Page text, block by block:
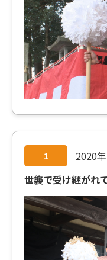
1
2020
世襲で受け継が